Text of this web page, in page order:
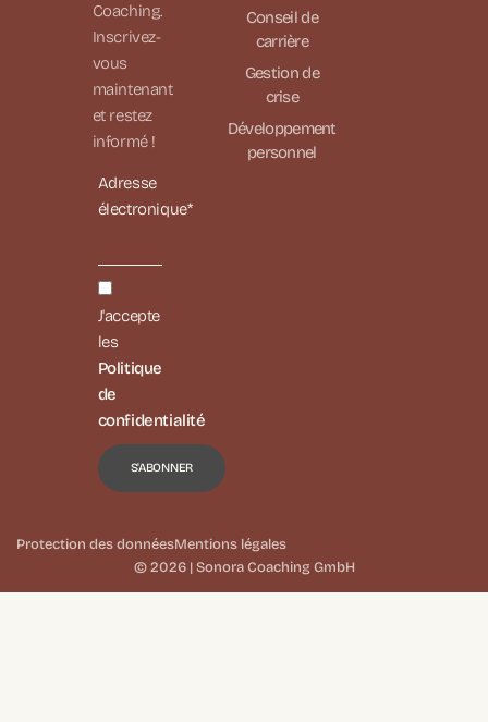
Coaching.
Inscrivez-
vous
maintenant
et restez
informé !
Adresse
électronique*
J'accepte
les
Politique
de
confidentialité
Conseil de
carrière
Gestion de
crise
Développement
personnel
© 2026 | Sonora Coaching GmbH
Protection des donnéesMentions légales